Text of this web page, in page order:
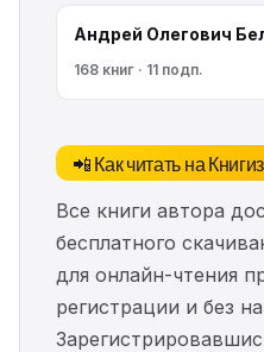
Андрей Олегович
168 книг · 11 подп.
📲 Как читать на
Все книги автора
бесплатного
для онлайн-чтения
регистрации и без